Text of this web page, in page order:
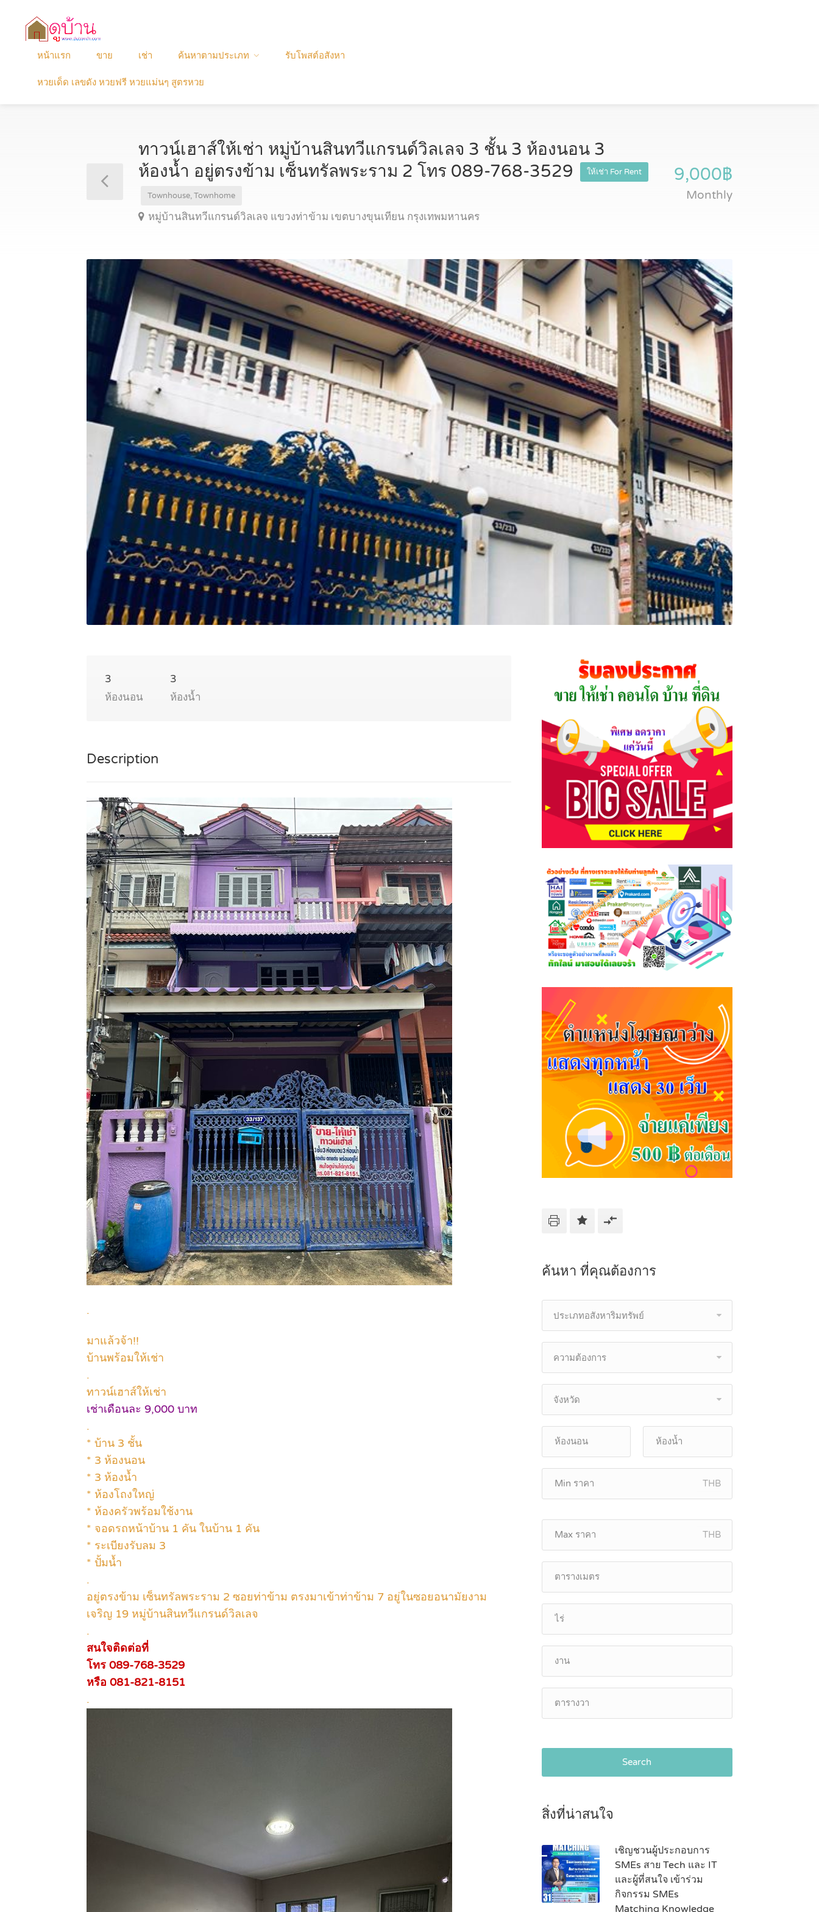
หน้าแรก ขาย เช่า ค้นหาตามประเภท รับโพสต์อสังหา
หวยเด็ด เลขดัง หวยฟรี หวยแม่นๆ สูตรหวย
ทาวน์เฮาส์ให้เช่า หมู่บ้านสินทวีแกรนด์วิลเลจ 3 ชั้น 3 ห้องนอน 3
ห้องน้ำ อยู่ตรงข้าม เซ็นทรัลพระราม 2 โทร 089-768-3529
ให้เช่า For Rent
Townhouse, Townhome
หมู่บ้านสินทวีแกรนด์วิลเลจ แขวงท่าข้าม เขตบางขุนเทียน กรุงเทพมหานคร
9,000฿
Monthly
3
ห้องนอน
3
ห้องน้ำ
Description
.
มาแล้วจ้า!!
บ้านพร้อมให้เช่า
.
ทาวน์เฮาส์ให้เช่า
เช่าเดือนละ 9,000 บาท
.
* บ้าน 3 ชั้น
* 3 ห้องนอน
* 3 ห้องน้ำ
* ห้องโถงใหญ่
* ห้องครัวพร้อมใช้งาน
* จอดรถหน้าบ้าน 1 คัน ในบ้าน 1 คัน
* ระเบียงรับลม 3
* ปั้มน้ำ
.
อยู่ตรงข้าม เซ็นทรัลพระราม 2 ซอยท่าข้าม ตรงมาเข้าท่าข้าม 7 อยู่ในซอยอนามัยงาม
เจริญ 19 หมู่บ้านสินทวีแกรนด์วิลเลจ
.
สนใจติดต่อที่
โทร 089-768-3529
หรือ 081-821-8151
.
ค้นหา ที่คุณต้องการ
ประเภทอสังหาริมทรัพย์
ความต้องการ
จังหวัด
THB
THB
Search
สิ่งที่น่าสนใจ
เชิญชวนผู้ประกอบการ
SMEs สาย Tech และ IT
และผู้ที่สนใจ เข้าร่วม
กิจกรรม SMEs
Matching Knowledge